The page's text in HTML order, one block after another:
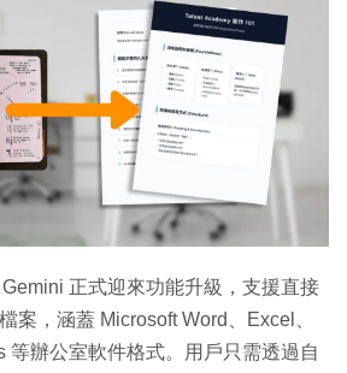
正式迎來功能升級，支援直接
案，涵蓋 Microsoft Word、Excel、
等辦公室軟件格式。用戶只需透過自